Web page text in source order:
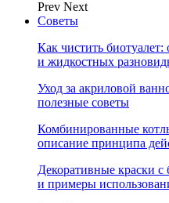
Prev Next
Советы
Как чистить
и жидкостных
Уход за акриловой
полезные советы
Комбинированные
описание принципа
Декоративные краски с
и примеры